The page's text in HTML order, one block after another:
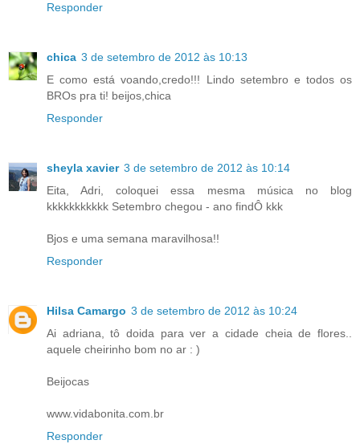
Responder
chica 3 de setembro de 2012 às 10:13
E como está voando,credo!!! Lindo setembro e todos os
BROs pra ti! beijos,chica
Responder
sheyla xavier 3 de setembro de 2012 às 10:14
Eita, Adri, coloquei essa mesma música no blog
kkkkkkkkkkk Setembro chegou - ano findÔ kkk
Bjos e uma semana maravilhosa!!
Responder
Hilsa Camargo 3 de setembro de 2012 às 10:24
Ai adriana, tô doida para ver a cidade cheia de flores..
aquele cheirinho bom no ar : )
Beijocas
www.vidabonita.com.br
Responder